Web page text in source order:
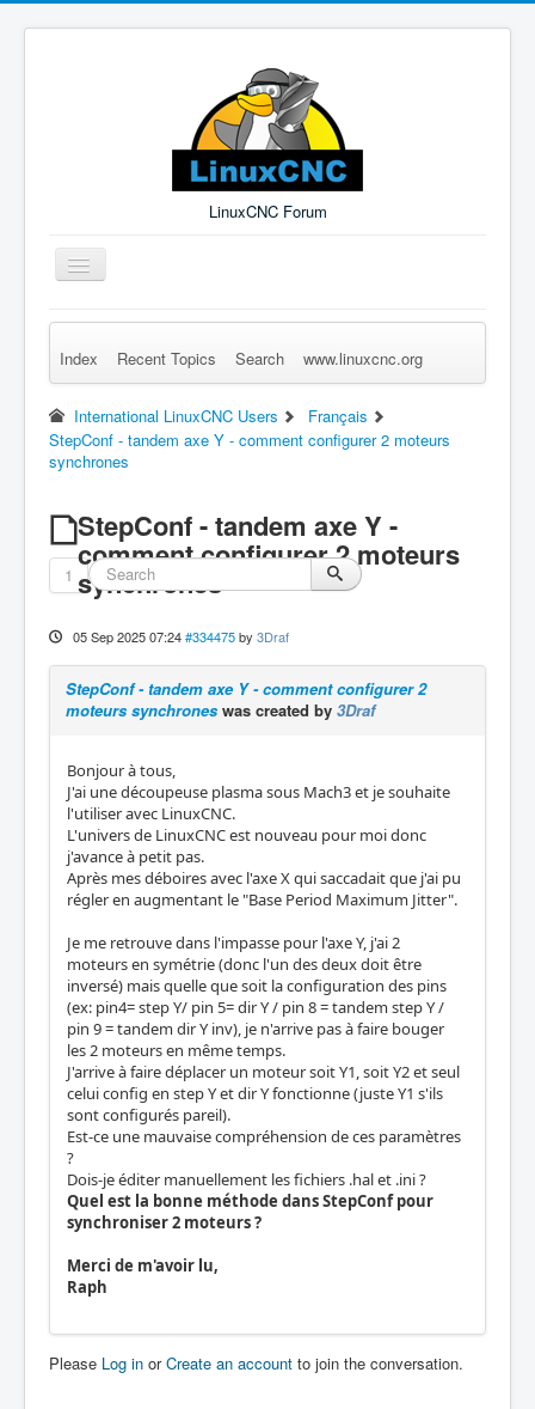
LinuxCNC Forum
Toggle
Navigation
Remember Me Log in Forgot Login? Sign up
Index Recent Topics Search www.linuxcnc.org
International LinuxCNC Users
Français
StepConf - tandem axe Y - comment configurer 2 moteurs
synchrones
StepConf - tandem axe Y -
comment configurer 2 moteurs
synchrones
1
05 Sep 2025 07:24 #334475 by 3Draf
StepConf - tandem axe Y - comment configurer 2
moteurs synchrones was created by 3Draf
Bonjour à tous,
J'ai une découpeuse plasma sous Mach3 et je souhaite
l'utiliser avec LinuxCNC.
L'univers de LinuxCNC est nouveau pour moi donc
j'avance à petit pas.
Après mes déboires avec l'axe X qui saccadait que j'ai pu
régler en augmentant le "Base Period Maximum Jitter".
Je me retrouve dans l'impasse pour l'axe Y, j'ai 2
moteurs en symétrie (donc l'un des deux doit être
inversé) mais quelle que soit la configuration des pins
(ex: pin4= step Y/ pin 5= dir Y / pin 8 = tandem step Y /
pin 9 = tandem dir Y inv), je n'arrive pas à faire bouger
les 2 moteurs en même temps.
J'arrive à faire déplacer un moteur soit Y1, soit Y2 et seul
celui config en step Y et dir Y fonctionne (juste Y1 s'ils
sont configurés pareil).
Est-ce une mauvaise compréhension de ces paramètres
?
Dois-je éditer manuellement les fichiers .hal et .ini ?
Quel est la bonne méthode dans StepConf pour
synchroniser 2 moteurs ?
Merci de m'avoir lu,
Raph
Please Log in orCreate an account to join the conversation.